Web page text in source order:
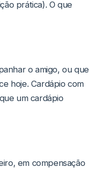
prática). O que
o amigo, ou que
hoje. Cardápio com
um cardápio
em compensação